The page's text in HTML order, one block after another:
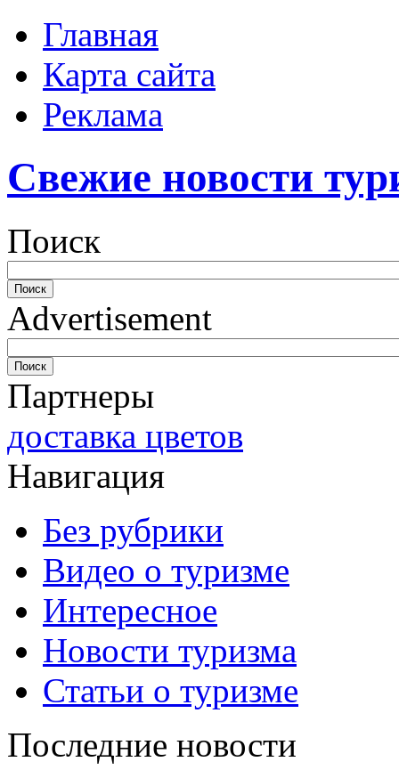
Главная
Карта сайта
Реклама
Свежие новости
Поиск
Advertisement
Партнеры
доставка цветов
Навигация
Без рубрики
Видео о туризме
Интересное
Новости туризма
Статьи о туризме
Последние новости